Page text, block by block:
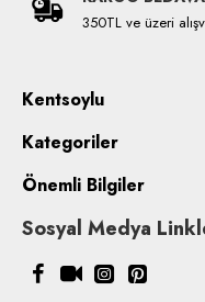
350TL ve üzeri
Kentsoylu
Kategoriler
Önemli Bilgiler
Sosyal Medya